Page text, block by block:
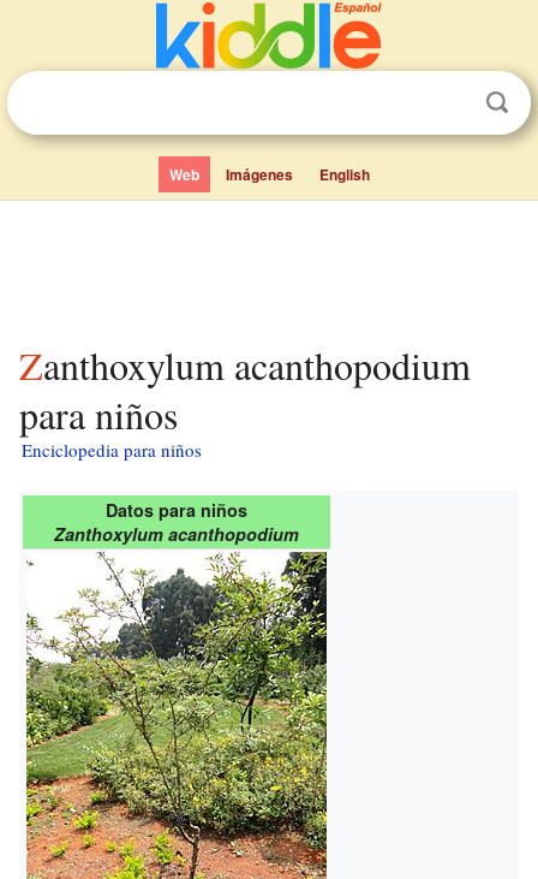
Web Imágenes English
Zanthoxylum acanthopodium
para niños
Enciclopedia para niños
Datos para niños
Zanthoxylum acanthopodium